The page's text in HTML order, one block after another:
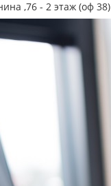
,76 - 2 этаж (оф 38)